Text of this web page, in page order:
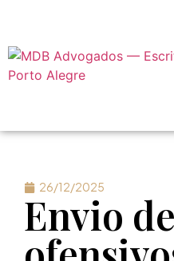
26/12/2025
Envio